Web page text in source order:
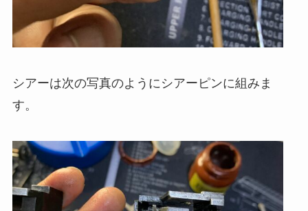
シアーは次の写真のようにシアーピンに組みま
す。